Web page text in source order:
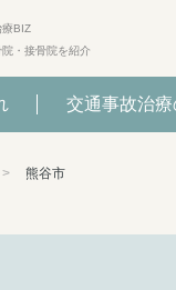
療BIZ
・接骨院を紹介
交通事故治療
熊谷市